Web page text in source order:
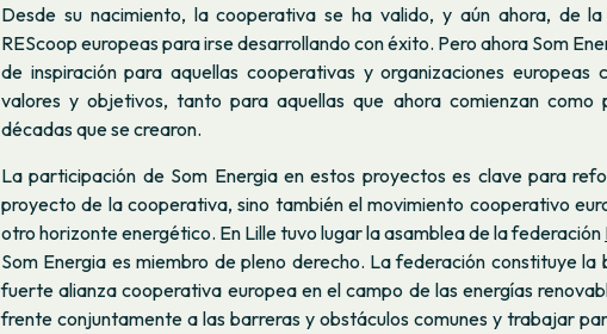
Desde su nacimiento, la cooperativa se ha valido, y aún ahora, de
REScoop europeas para irse desarrollando con éxito. Pero ahora Som
de inspiración para aquellas cooperativas y organizaciones europeas
valores y objetivos, tanto para aquellas que ahora comienzan como
décadas que se crearon.
La participación de Som Energia en estos proyectos es clave para
proyecto de la cooperativa, sino también el movimiento cooperativo
otro horizonte energético. En Lille tuvo lugar la asamblea de la federación
Som Energia es miembro de pleno derecho. La federación constituye la
fuerte alianza cooperativa europea en el campo de las energías
frente conjuntamente a las barreras y obstáculos comunes y trabajar